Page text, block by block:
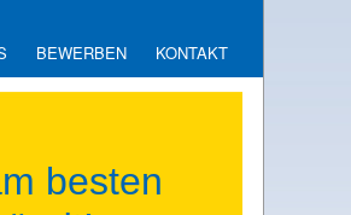
BEWERBEN KONTAKT
wert?